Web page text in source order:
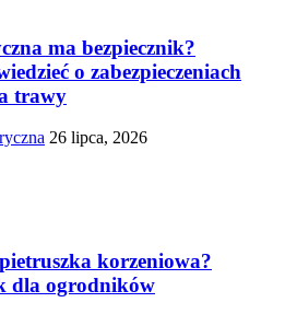
ma bezpiecznik?
o zabezpieczeniach
trawy
26 lipca, 2026
korzeniowa?
dla ogrodników